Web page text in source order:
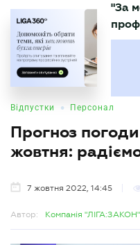
БУХГАЛТЕР
"За
Відпустки • Персонал
Прогноз
жовтня:
7 жовтня 2022, 14:45
Автор: Компанія "ЛІГА:ЗАКОН"